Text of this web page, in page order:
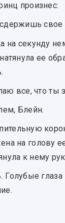
произнес:
свое
на секунду
ее
все, что ты
Блейн.
на голову
к нему
Голубые